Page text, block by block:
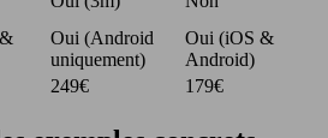
Oui (Android
uniquement)
Oui (iOS &
Android)
249€ 179€